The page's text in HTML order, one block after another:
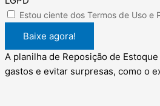
Estou ciente dos Termos de Uso e
Baixe agora!
A planilha de Reposição de
gastos e evitar surpresas, como o